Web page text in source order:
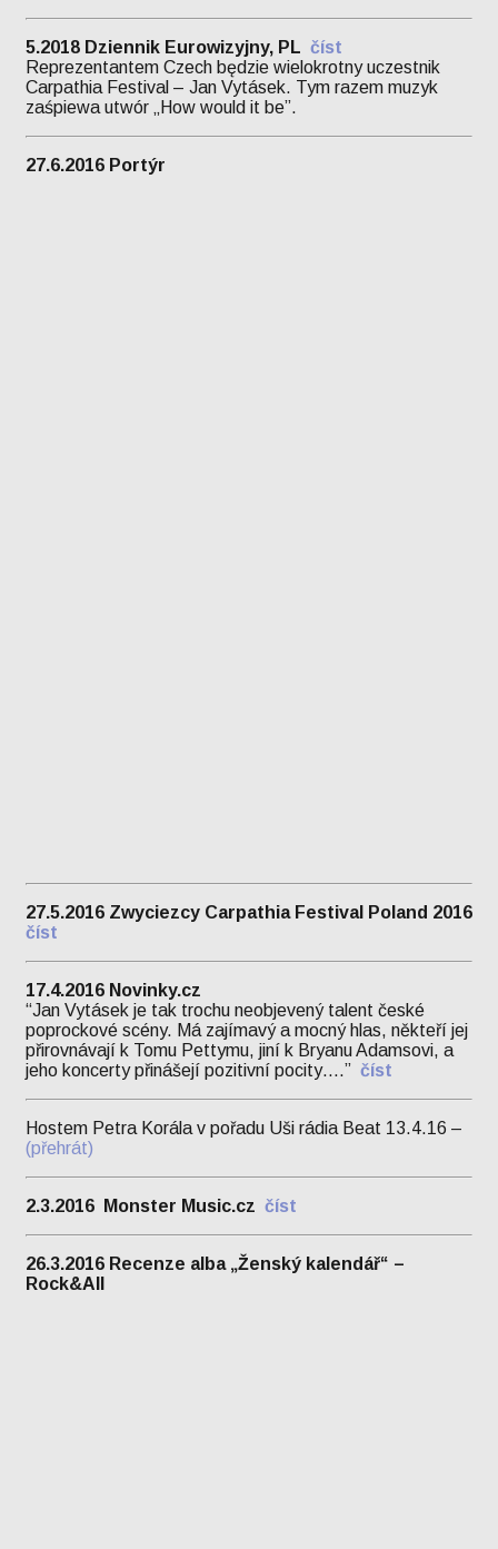
5.2018 Dziennik Eurowizyjny, PL číst
Reprezentantem Czech będzie wielokrotny uczestnik
Carpathia Festival – Jan Vytásek. Tym razem muzyk
zaśpiewa utwór „How would it be”.
27.6.2016 Portýr
27.5.2016 Zwyciezcy Carpathia Festival Poland 2016
číst
17.4.2016 Novinky.cz
“Jan Vytásek je tak trochu neobjevený talent české
poprockové scény. Má zajímavý a mocný hlas, někteří jej
přirovnávají k Tomu Pettymu, jiní k Bryanu Adamsovi, a
jeho koncerty přinášejí pozitivní pocity….” číst
Hostem Petra Korála v pořadu Uši rádia Beat 13.4.16 –
(přehrát)
2.3.2016 Monster Music.cz číst
26.3.2016 Recenze alba „Ženský kalendář“ –
Rock&All